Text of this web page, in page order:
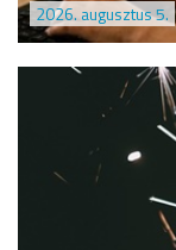
2026. augusztus 5.